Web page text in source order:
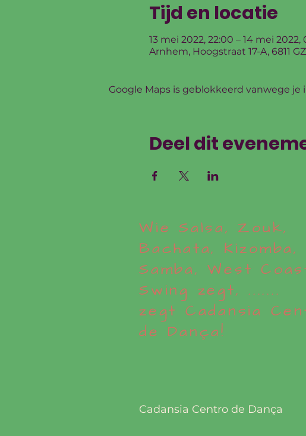
Tijd en locatie
13 mei 2022, 22:00 – 14 mei 2022,
Arnhem, Hoogstraat 17-A, 6811
Google Maps is geblokkeerd vanwege
Deel dit
Wie Salsa, Zouk,
Bachata, Kizomba,
Samba, West
Swing zegt, .......
zegt Cadansia
de Dança!
Cadansia Centro de Dança